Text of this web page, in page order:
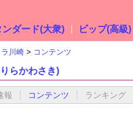
ンダード(大衆) ビップ(高級)
川崎 コンテンツ
らかわさき)
報 コンテンツ ランキング